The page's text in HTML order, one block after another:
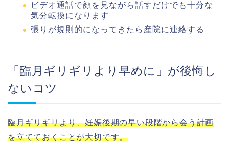
ビデオ通話で顔を見ながら話すだけでも十分な
気分転換になります
張りが規則的になってきたら産院に連絡する
「臨月ギリギリより早めに」が後悔し
ないコツ
臨月ギリギリより、妊娠後期の早い段階から会う計画
を立てておくことが大切です。